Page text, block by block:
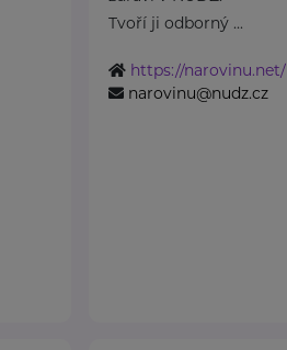
Tvoří ji odborný ...
https://narovinu.net/
narovinu@nudz.cz